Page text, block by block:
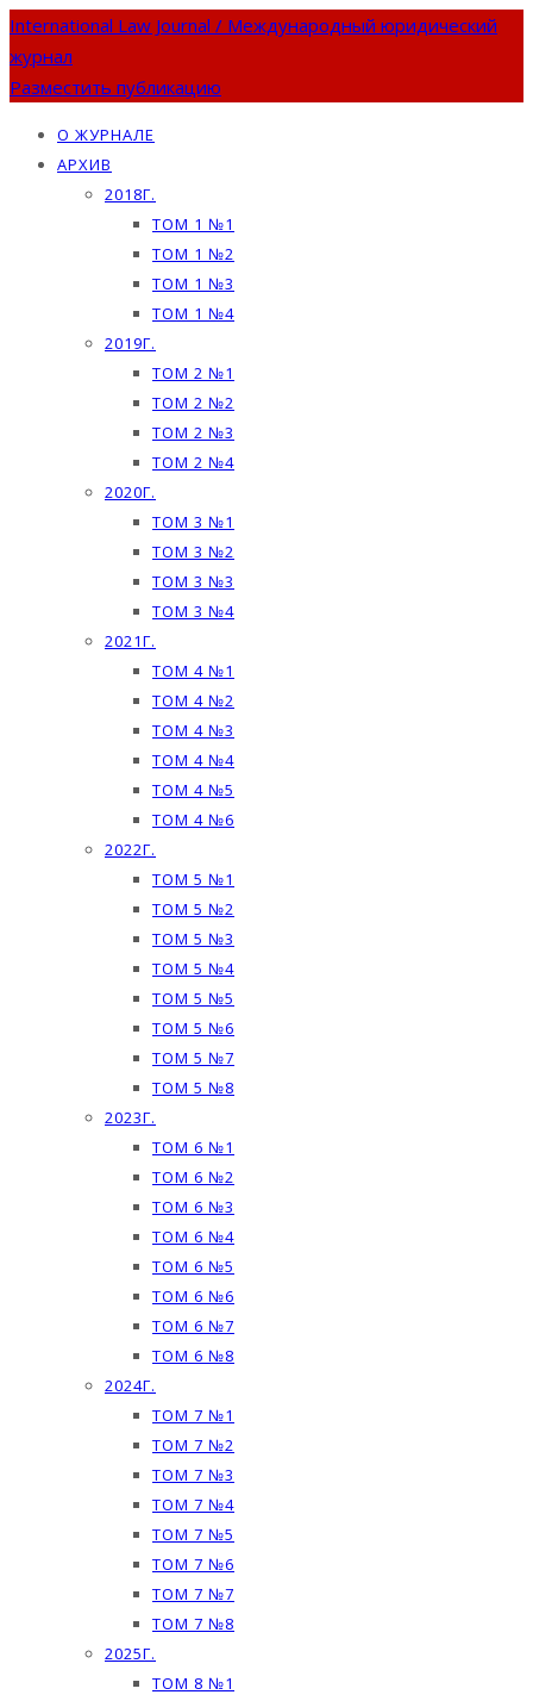
International Law Journal / Международный юридический
журнал
Разместить публикацию
О ЖУРНАЛЕ
АРХИВ
2018Г.
ТОМ 1 №1
ТОМ 1 №2
ТОМ 1 №3
ТОМ 1 №4
2019Г.
ТОМ 2 №1
ТОМ 2 №2
ТОМ 2 №3
ТОМ 2 №4
2020Г.
ТОМ 3 №1
ТОМ 3 №2
ТОМ 3 №3
ТОМ 3 №4
2021Г.
ТОМ 4 №1
ТОМ 4 №2
ТОМ 4 №3
ТОМ 4 №4
ТОМ 4 №5
ТОМ 4 №6
2022Г.
ТОМ 5 №1
ТОМ 5 №2
ТОМ 5 №3
ТОМ 5 №4
ТОМ 5 №5
ТОМ 5 №6
ТОМ 5 №7
ТОМ 5 №8
2023Г.
ТОМ 6 №1
ТОМ 6 №2
ТОМ 6 №3
ТОМ 6 №4
ТОМ 6 №5
ТОМ 6 №6
ТОМ 6 №7
ТОМ 6 №8
2024Г.
ТОМ 7 №1
ТОМ 7 №2
ТОМ 7 №3
ТОМ 7 №4
ТОМ 7 №5
ТОМ 7 №6
ТОМ 7 №7
ТОМ 7 №8
2025Г.
ТОМ 8 №1